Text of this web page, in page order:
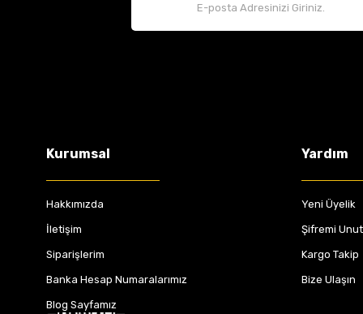
Kurumsal
Hakkımızda
İletişim
Siparişlerim
Banka Hesap Numaralarımız
Blog Sayfamız
Yardım
Yeni Üyelik
Şifremi
Kargo Takip
Bize Ulaşın